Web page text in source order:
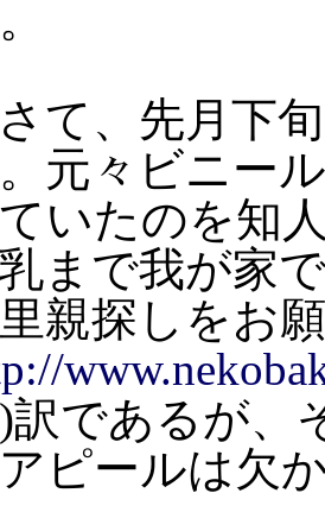
て、先月下
元々ビニー
いたのを知
まで我が家
親探しをお
訳であるが、
ピールは欠